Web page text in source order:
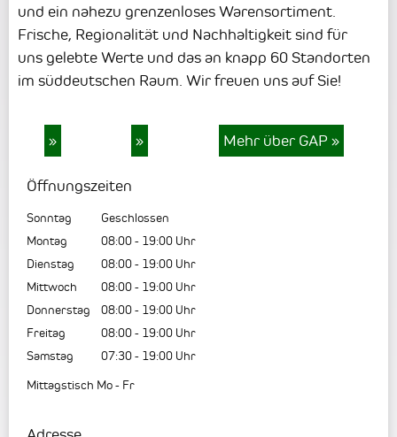
und ein nahezu grenzenloses Warensortiment.
Frische, Regionalität und Nachhaltigkeit sind für
uns gelebte Werte und das an knapp 60 Standorten
im süddeutschen Raum. Wir freuen uns auf Sie!
» » Mehr über GAP»
Öffnungszeiten
Sonntag
Geschlossen
Montag
08:00- 19:00 Uhr
Dienstag
08:00- 19:00 Uhr
Mittwoch
08:00- 19:00 Uhr
Donnerstag
08:00- 19:00 Uhr
Freitag
08:00- 19:00 Uhr
Samstag
07:30- 19:00 Uhr
Mittagstisch Mo - Fr